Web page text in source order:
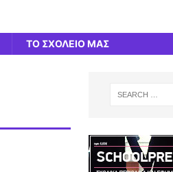
ΤΟ ΣΧΟΛΕΙΟ ΜΑΣ